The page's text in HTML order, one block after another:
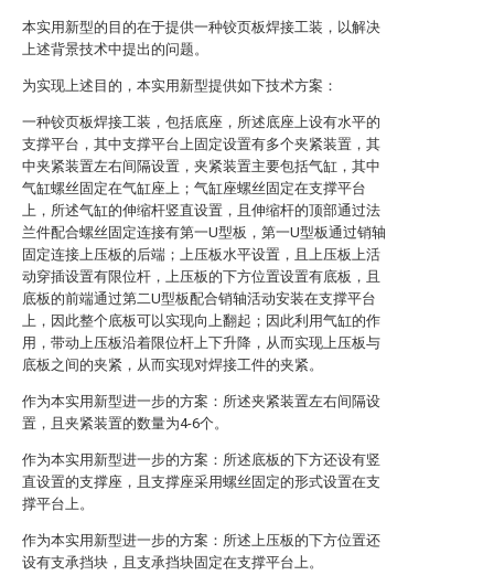
本实用新型的目的在于提供一种铰页板焊接工装，以解决
上述背景技术中提出的问题。
为实现上述目的，本实用新型提供如下技术方案：
一种铰页板焊接工装，包括底座，所述底座上设有水平的
支撑平台，其中支撑平台上固定设置有多个夹紧装置，其
中夹紧装置左右间隔设置，夹紧装置主要包括气缸，其中
气缸螺丝固定在气缸座上；气缸座螺丝固定在支撑平台
上，所述气缸的伸缩杆竖直设置，且伸缩杆的顶部通过法
兰件配合螺丝固定连接有第一U型板，第一U型板通过销轴
固定连接上压板的后端；上压板水平设置，且上压板上活
动穿插设置有限位杆，上压板的下方位置设置有底板，且
底板的前端通过第二U型板配合销轴活动安装在支撑平台
上，因此整个底板可以实现向上翻起；因此利用气缸的作
用，带动上压板沿着限位杆上下升降，从而实现上压板与
底板之间的夹紧，从而实现对焊接工件的夹紧。
作为本实用新型进一步的方案：所述夹紧装置左右间隔设
置，且夹紧装置的数量为4-6个。
作为本实用新型进一步的方案：所述底板的下方还设有竖
直设置的支撑座，且支撑座采用螺丝固定的形式设置在支
撑平台上。
作为本实用新型进一步的方案：所述上压板的下方位置还
设有支承挡块，且支承挡块固定在支撑平台上。